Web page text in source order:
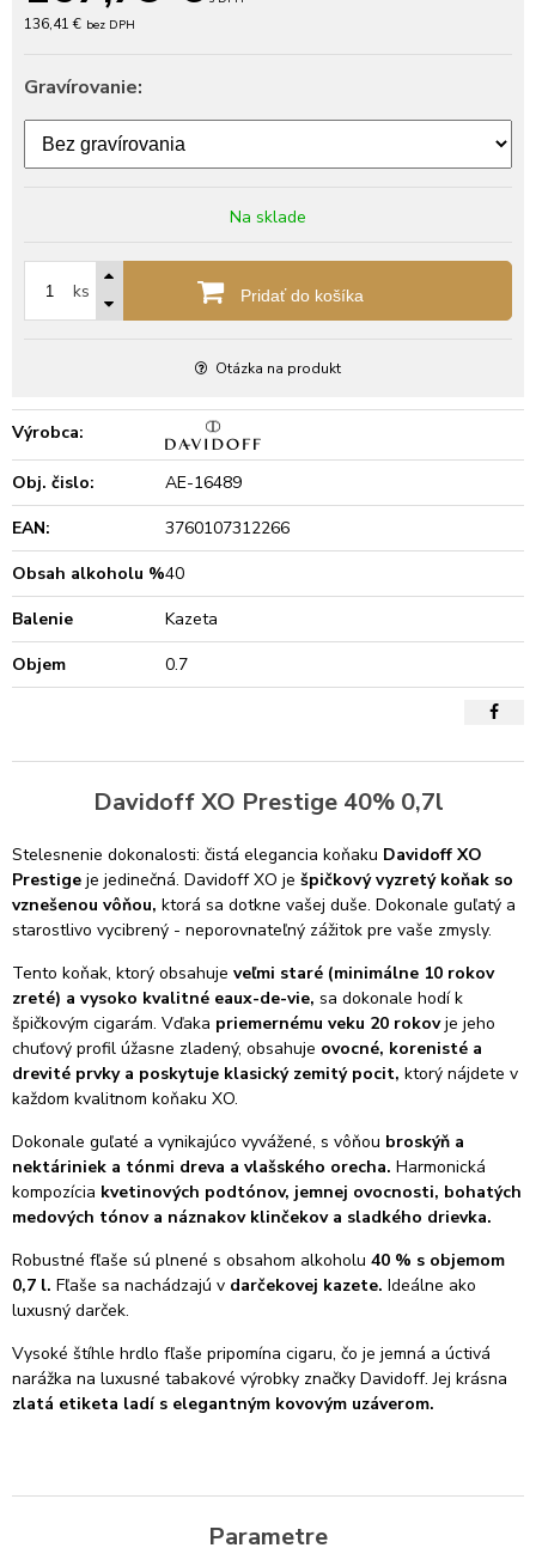
136,41 € bez DPH
Gravírovanie:
Na sklade
ks Pridať do košíka
Otázka na produkt
Výrobca:
Obj. čislo:
AE-16489
EAN:
3760107312266
Obsah alkoholu %40
Balenie
Kazeta
Objem
0.7
Davidoff XO Prestige 40% 0,7l
Stelesnenie dokonalosti: čistá elegancia koňaku Davidoff XO
Prestige je jedinečná. Davidoff XO je špičkový vyzretý koňak so
vznešenou vôňou, ktorá sa dotkne vašej duše. Dokonale guľatý a
starostlivo vycibrený - neporovnateľný zážitok pre vaše zmysly.
Tento koňak, ktorý obsahuje veľmi staré (minimálne 10 rokov
zreté) a vysoko kvalitné eaux-de-vie, sa dokonale hodí k
špičkovým cigarám. Vďaka priemernému veku 20 rokovje jeho
chuťový profil úžasne zladený, obsahuje ovocné, korenisté a
drevité prvky a poskytuje klasický zemitý pocit, ktorý nájdete v
každom kvalitnom koňaku XO.
Dokonale guľaté a vynikajúco vyvážené, s vôňou broskýň a
nektáriniek a tónmi dreva a vlašského orecha. Harmonická
kompozícia kvetinových podtónov, jemnej ovocnosti, bohatých
medových tónov a náznakov klinčekov a sladkého drievka.
Robustné fľaše sú plnené s obsahom alkoholu 40 % s objemom
0,7 l. Fľaše sa nachádzajú v darčekovej kazete. Ideálne ako
luxusný darček.
Vysoké štíhle hrdlo fľaše pripomína cigaru, čo je jemná a úctivá
narážka na luxusné tabakové výrobky značky Davidoff. Jej krásna
zlatá etiketa ladí s elegantným kovovým uzáverom.
Parametre